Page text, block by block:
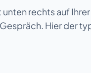
rechts auf
Gespräch. Hier der